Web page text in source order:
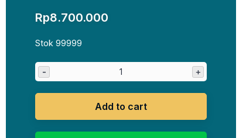
Rp8.700.000
Stok 99999
- +
Add to cart